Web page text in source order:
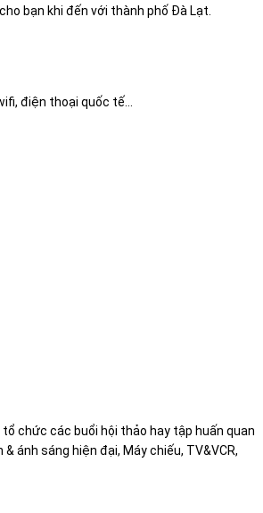
bạn khi đến với thành phố Đà Lạt.
điện thoại quốc tế...
chức các buổi hội thảo hay tập huấn quan
ánh sáng hiện đại, Máy chiếu, TV&VCR,